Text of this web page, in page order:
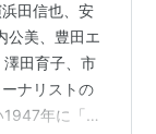
田信也、安
公美、豊田エ
澤田育子、市
ナリストの
年に「完